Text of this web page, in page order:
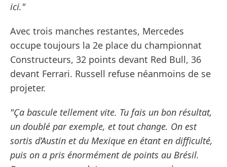
ici."
Avec trois manches restantes, Mercedes
occupe toujours la 2e place du championnat
Constructeurs, 32 points devant Red Bull, 36
devant Ferrari. Russell refuse néanmoins de se
projeter.
"Ça bascule tellement vite. Tu fais un bon résultat,
un doublé par exemple, et tout change. On est
sortis d’Austin et du Mexique en étant en difficulté,
puis on a pris énormément de points au Brésil.